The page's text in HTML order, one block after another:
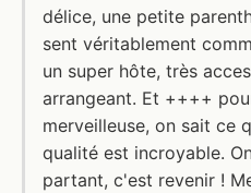
délice, une petite
sent véritablement
un super hôte, très
arrangeant. Et ++++
merveilleuse, on sait ce
qualité est incroyable.
partant, c'est revenir !